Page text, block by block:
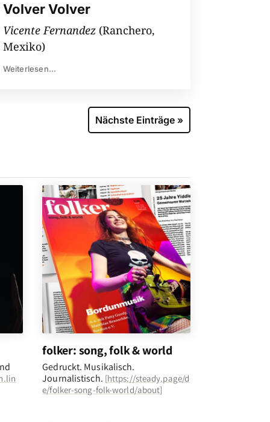
Volver Volver
Vicente Fernandez (Ranchero,
Mexiko)
Weiterlesen...
Nächste Einträge »
folker: song, folk & world
Gedruckt. Musikalisch.
Journalistisch. [https://steady.page/d
e/folker-song-folk-world/about]